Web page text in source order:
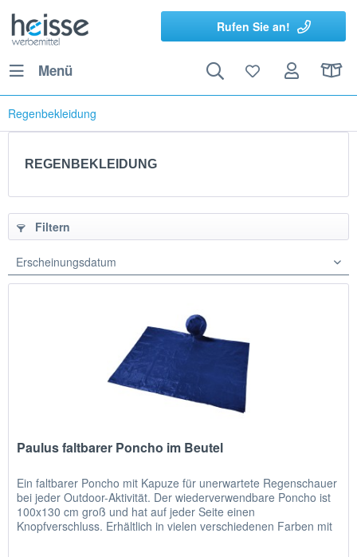
Rufen Sie an!
Menü
Regenbekleidung
REGENBEKLEIDUNG
Filtern
Paulus faltbarer Poncho im Beutel
Ein faltbarer Poncho mit Kapuze für unerwartete Regenschauer
bei jeder Outdoor-Aktivität. Der wiederverwendbare Poncho ist
100x130 cm groß und hat auf jeder Seite einen
Knopfverschluss. Erhältlich in vielen verschiedenen Farben mit